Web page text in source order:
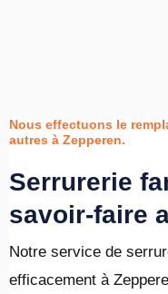
Nous effectuons le
autres à Zepperen.
Serrurerie
savoir-faire
Notre service de
efficacement à